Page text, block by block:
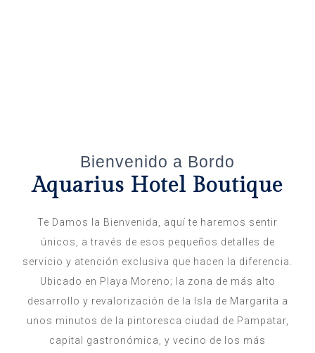
Bienvenido a Bordo
Aquarius Hotel Boutique
Te Damos la Bienvenida, aquí te haremos sentir
únicos, a través de esos pequeños detalles de
servicio y atención exclusiva que hacen la diferencia.
Ubicado en Playa Moreno; la zona de más alto
desarrollo y revalorización de la Isla de Margarita a
unos minutos de la pintoresca ciudad de Pampatar,
capital gastronómica, y vecino de los más